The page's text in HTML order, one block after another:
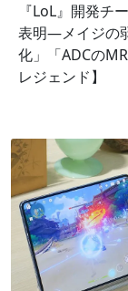
『LoL』開発チ
表明―メイジの
化」「ADCの
レジェンド】